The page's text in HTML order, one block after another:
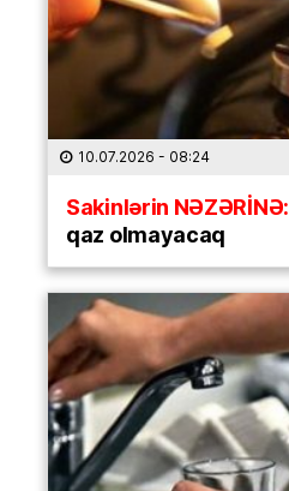
10.07.2026 - 08:24
Sakinlərin NƏZƏRİNƏ:
qaz olmayacaq